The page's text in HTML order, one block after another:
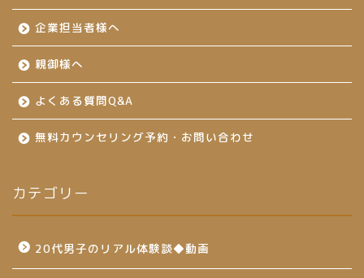
企業担当者様へ
親御様へ
よくある質問Q&A
無料カウンセリング予約・お問い合わせ
カテゴリー
20代男子のリアル体験談◆動画